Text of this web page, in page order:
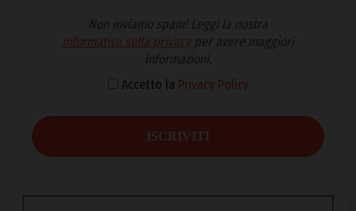
Non inviamo spam! Leggi la nostra
Informativa sulla privacyper avere maggiori
informazioni.
Accetto la Privacy Policy